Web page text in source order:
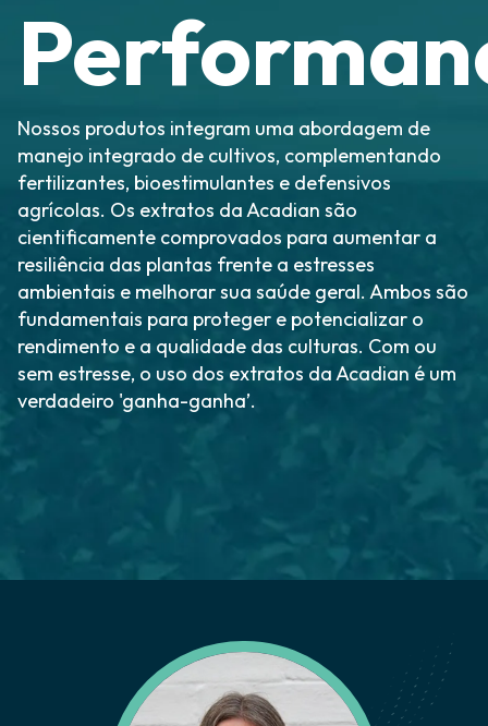
Nossos produtos integram uma abordagem de
manejo integrado de cultivos, complementando
fertilizantes, bioestimulantes e defensivos
agrícolas. Os extratos da Acadian são
cientificamente comprovados para aumentar a
resiliência das plantas frente a estresses
ambientais e melhorar sua saúde geral. Ambos são
fundamentais para proteger e potencializar o
rendimento e a qualidade das culturas. Com ou
sem estresse, o uso dos extratos da Acadian é um
verdadeiro 'ganha-ganha’.